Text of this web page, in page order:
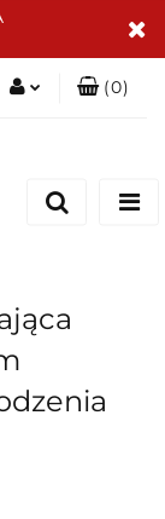
(0)